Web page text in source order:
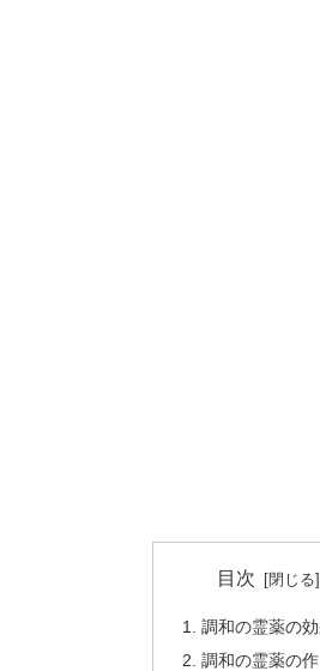
目次
調和の霊薬の
調和の霊薬の